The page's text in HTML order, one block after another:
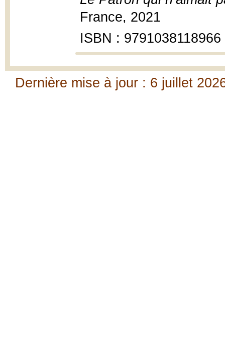
France, 2021
ISBN : 9791038118966
Dernière mise à jour : 6 juillet